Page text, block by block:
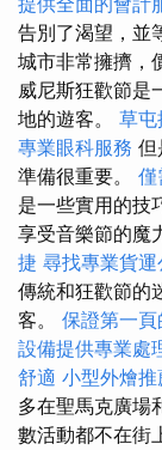
告別了渴望，並
城市非常擁擠，
威尼斯狂歡節是
地的遊客。 草屯
專業眼科服務 但
準備很重要。 僅
是一些實用的技
享受音樂節的魔
捷 尋找專業貨
傳統和狂歡節的
客。 保證第一頁
設備提供專業處
舒適 小型外燴
多在聖馬克廣場
數活動都不在街